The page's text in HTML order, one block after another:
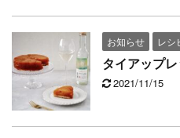
お知らせ
レシ
タイアップ
2021/11/15